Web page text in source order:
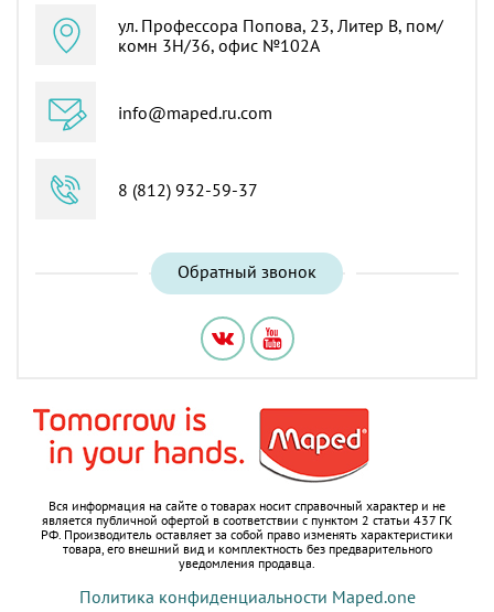
ул. Профессора Попова, 23, Литер В, пом/
комн 3Н/36, офис №102А
info@maped.ru.com
8 (812) 932-59-37
Обратный звонок
Вся информация на сайте о товарах носит справочный характер и не
является публичной офертой в соответствии с пунктом 2 статьи 437 ГК
РФ. Производитель оставляет за собой право изменять характеристики
товара, его внешний вид и комплектность без предварительного
уведомления продавца.
Политика конфиденциальности Maped.one